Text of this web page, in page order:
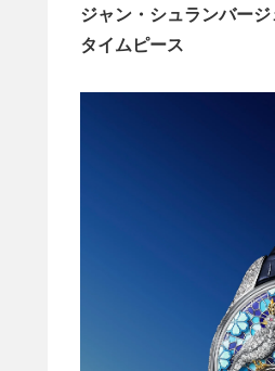
ジャン・シュランバー
タイムピース